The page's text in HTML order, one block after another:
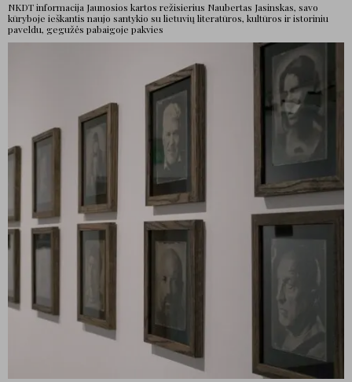
NKDT informacija Jaunosios kartos režisierius Naubertas Jasinskas, savo
kūryboje ieškantis naujo santykio su lietuvių literatūros, kultūros ir istoriniu
paveldu, gegužės pabaigoje pakvies